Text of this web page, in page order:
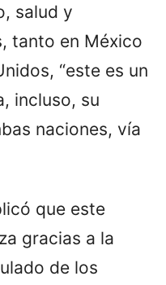
salud y
tanto en México
“este es un
incluso, su
naciones, vía
que este
gracias a la
de los